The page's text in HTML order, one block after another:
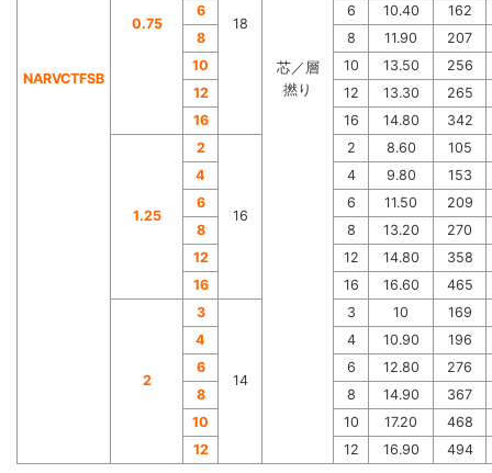
NARVCTFSB
芯／層
撚り
0.75 18
6
6 10.40
162
8
8 11.90
207
10
10 13.50
256
12
12 13.30
265
16
16 14.80 342
1.25
2
16
2 8.60
105
4
4 9.80
153
6
6 11.50
209
8
8 13.20
270
12
12 14.80
358
16
16 16.60 465
2
3
14
3 10
169
4
4 10.90
196
6
6 12.80
276
8
8 14.90
367
10
10 17.20
468
12
12 16.90 494